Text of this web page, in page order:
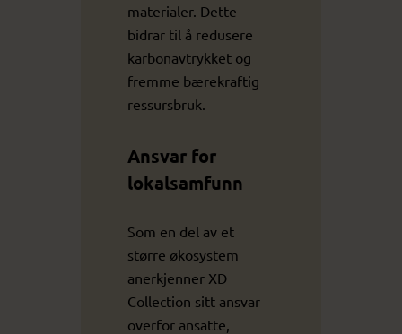
materialer. Dette
bidrar til å redusere
karbonavtrykket og
fremme bærekraftig
ressursbruk.
Ansvar for
lokalsamfunn
Som en del av et
større økosystem
anerkjenner XD
Collection sitt ansvar
overfor ansatte,